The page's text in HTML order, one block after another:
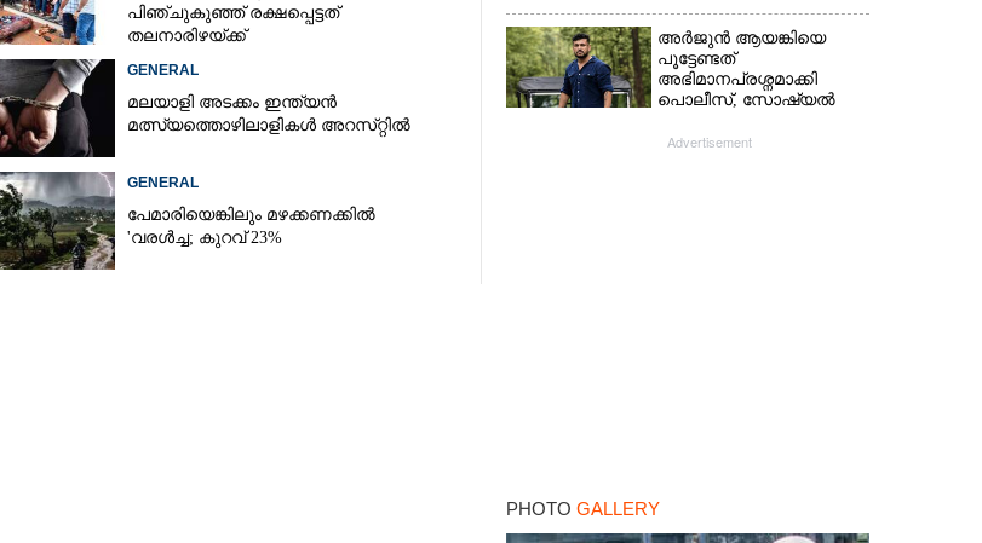
പിഞ്ചുകുഞ്ഞ് രക്ഷപ്പെട്ടത്
തലനാരിഴയ്ക്ക്
GENERAL
മലയാളി അടക്കം ഇന്ത്യൻ
മത്സ്യത്തൊഴിലാളികൾ അറസ്‌റ്റിൽ
GENERAL
പേമാരിയെങ്കിലും മഴക്കണക്കിൽ
'വരൾച്ച; കുറവ് 23%
അർജുൻ ആയങ്കിയെ
പൂട്ടേണ്ടത്
അഭിമാനപ്രശ്നമാക്കി
പൊലീസ്, സാേഷ്യൽ
മറ്റൊരാളെന്ന് സംശയം
Advertisement
PHOTO GALLERY